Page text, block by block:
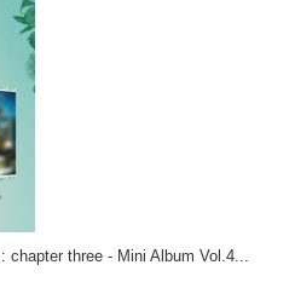
chapter three - Mini Album Vol.4...